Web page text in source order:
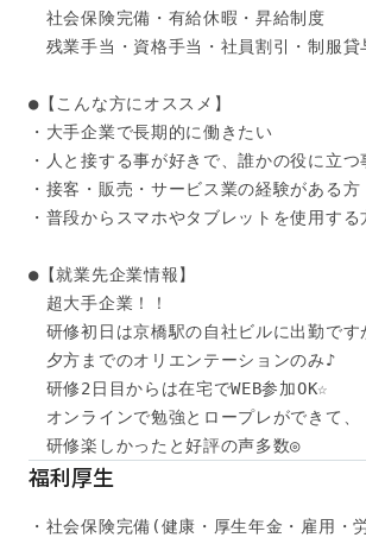
社会保険完備・有給休暇・昇給制度
残業手当・資格手当・社員割引・制服貸
●【こんな方にオススメ】
・大手企業で長期的に働きたい
・人と接する事が好きで、誰かの役に立
・接客・販売・サービス業の経験がある方
・普段からスマホやタブレットを使用
●【就業先企業情報】
超大手企業！！
研修初日は京橋駅の自社ビルに出勤です
夕方までのオリエンテーションのみ♪
研修2日目からは在宅でWEB参加OK☆
オンラインで勉強とロープレができて、
研修楽しかったと好評の声多数◎
福利厚生
・社会保険完備(健康・厚生年金・雇用・